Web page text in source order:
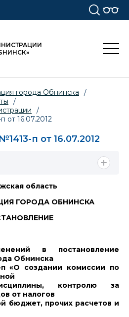
города Обнинска
/
/
/
от 16.07.2012
п от 16.07.2012
область
ГОРОДА ОБНИНСКА
в постановление
Обнинска
«О создании комиссии по
контролю за
от налогов
бюджет, прочих расчетов и